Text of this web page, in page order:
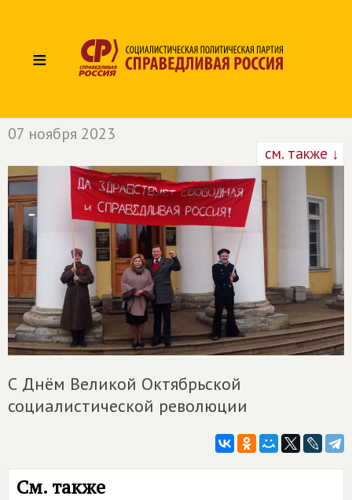
≡
07 ноября 2023
см. также ↓
С Днём Великой Октябрьской
социалистической революции
См. также